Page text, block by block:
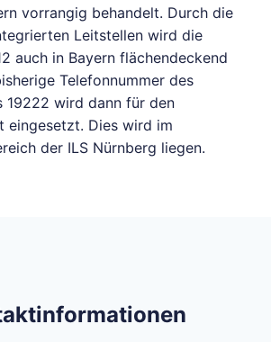
vorrangig behandelt. Durch die
Leitstellen wird die
auch in Bayern flächendeckend
Telefonnummer des
19222 wird dann für den
eingesetzt. Dies wird im
der ILS Nürnberg liegen.